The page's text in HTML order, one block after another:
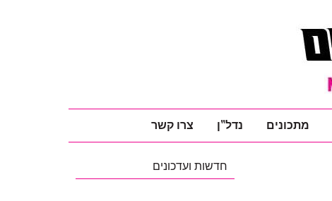
מתכונים נדל"ן צרו קשר
חדשות ועדכונים